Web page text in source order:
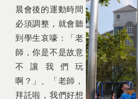
晨會後的運動時間
必須調整，就會聽
到學生哀嚎：「老
師，你是不是故意
不讓我們玩
啊？」、「老師，
拜託啦，我們好想